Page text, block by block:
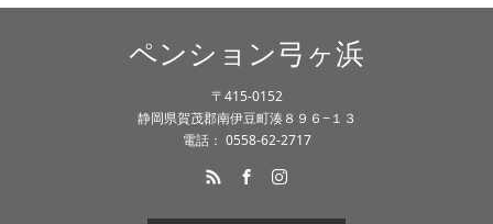
ペンション弓ヶ浜
〒415-0152
静岡県賀茂郡南伊豆町湊８９６−１３
電話： 0558-62-2717